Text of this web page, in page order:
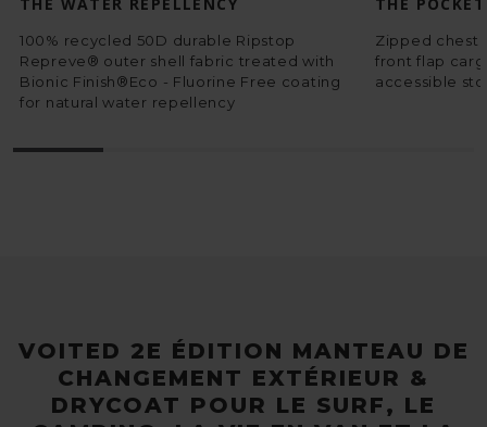
100% recycled 50D durable Ripstop
Repreve® outer shell fabric treated with
Bionic Finish®Eco - Fluorine Free coating
for natural water repellency
Zipped chest
front flap
accessible
VOITED 2E ÉDITION MANTEAU DE
CHANGEMENT EXTÉRIEUR &
DRYCOAT POUR LE SURF, LE